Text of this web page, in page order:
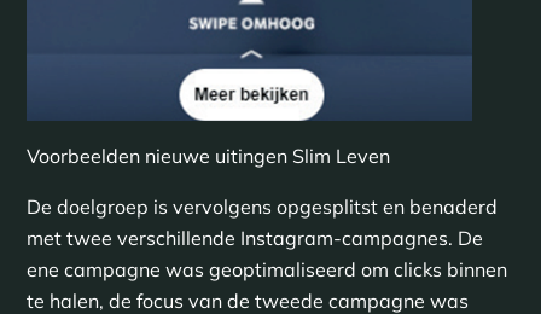
Voorbeelden nieuwe uitingen Slim Leven
De doelgroep is vervolgens opgesplitst en benaderd
met twee verschillende Instagram-campagnes. De
ene campagne was geoptimaliseerd om clicks binnen
te halen, de focus van de tweede campagne was